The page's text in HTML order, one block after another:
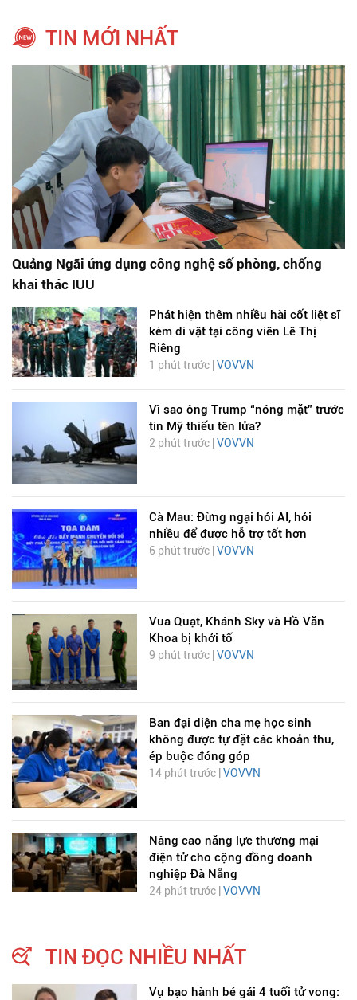
TIN MỚI NHẤT
Quảng Ngãi ứng dụng công nghệ số phòng, chống
khai thác IUU
Phát hiện thêm nhiều hài cốt liệt sĩ
kèm di vật tại công viên Lê Thị
Riêng
1 phút trước | VOVVN
Vì sao ông Trump “nóng mặt” trước
tin Mỹ thiếu tên lửa?
2 phút trước | VOVVN
Cà Mau: Đừng ngại hỏi AI, hỏi
nhiều để được hỗ trợ tốt hơn
6 phút trước | VOVVN
Vua Quạt, Khánh Sky và Hồ Văn
Khoa bị khởi tố
9 phút trước |VOVVN
Ban đại diện cha mẹ học sinh
không được tự đặt các khoản thu,
ép buộc đóng góp
14 phút trước | VOVVN
Nâng cao năng lực thương mại
điện tử cho cộng đồng doanh
nghiệp Đà Nẵng
24 phút trước | VOVVN
TIN ĐỌC NHIỀU NHẤT
Vụ bạo hành bé gái 4 tuổi tử vong: